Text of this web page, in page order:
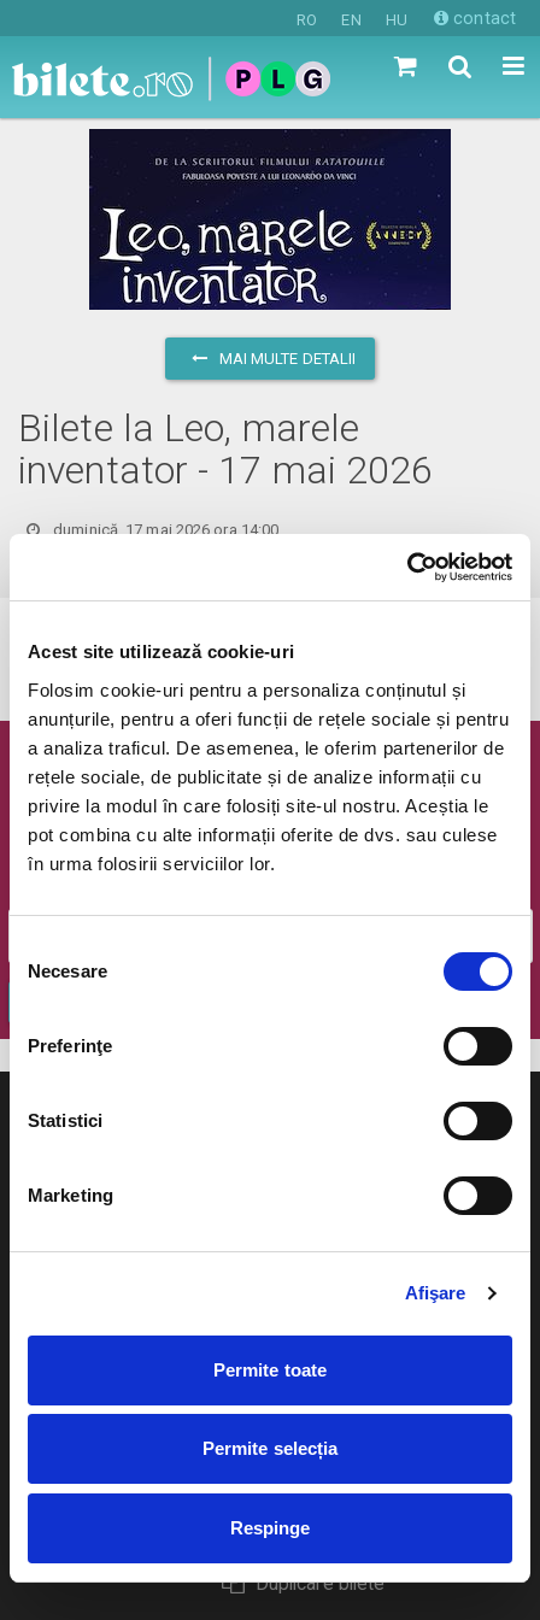
Acest site utilizează cookie-uri
Folosim cookie-uri pentru a personaliza conținutul și
anunțurile, pentru a oferi funcții de rețele sociale și pentru
a analiza traficul. De asemenea, le oferim partenerilor de
rețele sociale, de publicitate și de analize informații cu
privire la modul în care folosiți site-ul nostru. Aceștia le
pot combina cu alte informații oferite de dvs. sau culese
în urma folosirii serviciilor lor.
consimțământului
Necesare
Preferinţe
Statistici
Marketing
Afişare
Permite toate
Permite selecția
Respinge
RO EN HU contact
MAI MULTE DETALII
Bilete la Leo, marele
inventator - 17 mai 2026
duminică, 17 mai 2026 ora 14:00
vezi pe harta
Evenimentul a expirat.
Newsletter @ Bilete.ro
Oferte exclusive si o editie saptamanala cu cele mai noi
evenimente.
Cum comand bilete?
Plata online sau cash
eBilet printat acasa
Livrare prin curier
Returnare bilete
Duplicare bilete
Evenimente
festivaluri
Pentru copii